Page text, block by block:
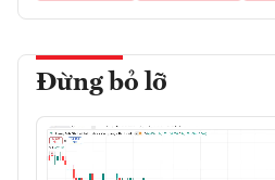
Đừng bỏ lỡ